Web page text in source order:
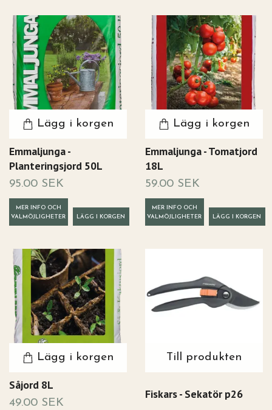
Lägg i korgen
Emmaljunga -
Planteringsjord 50L
95.00 SEK
MER INFO OCH
VALMÖJLIGHETER
Lägg i korgen
Emmaljunga - Tomatjord
18L
59.00 SEK
MER INFO OCH
VALMÖJLIGHETER
Lägg i korgen
Såjord 8L
49.00 SEK
Till produkten
Fiskars - Sekatör p26